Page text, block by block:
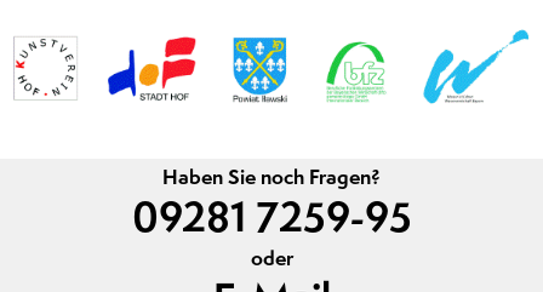
Haben Sie noch Fragen?
09281 7259-95
oder